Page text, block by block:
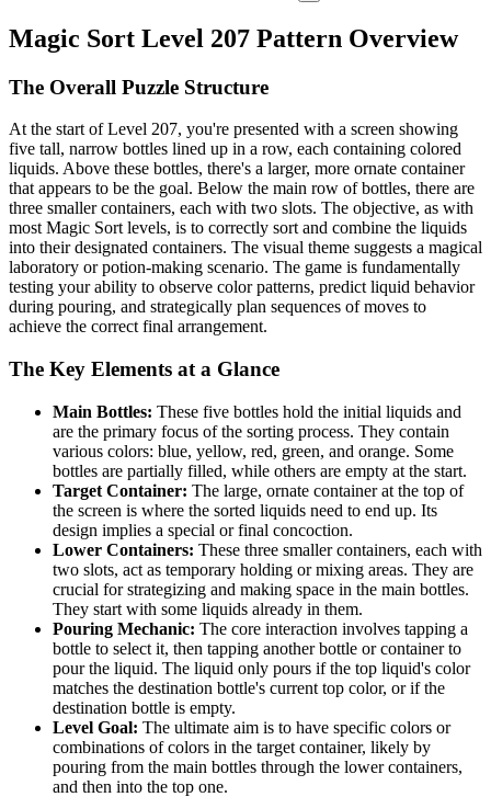
Magic Sort Level 207 Pattern Overview
The Overall Puzzle Structure
At the start of Level 207, you're presented with a screen showing
five tall, narrow bottles lined up in a row, each containing colored
liquids. Above these bottles, there's a larger, more ornate container
that appears to be the goal. Below the main row of bottles, there are
three smaller containers, each with two slots. The objective, as with
most Magic Sort levels, is to correctly sort and combine the liquids
into their designated containers. The visual theme suggests a magical
laboratory or potion-making scenario. The game is fundamentally
testing your ability to observe color patterns, predict liquid behavior
during pouring, and strategically plan sequences of moves to
achieve the correct final arrangement.
The Key Elements at a Glance
Main Bottles: These five bottles hold the initial liquids and
are the primary focus of the sorting process. They contain
various colors: blue, yellow, red, green, and orange. Some
bottles are partially filled, while others are empty at the start.
Target Container: The large, ornate container at the top of
the screen is where the sorted liquids need to end up. Its
design implies a special or final concoction.
Lower Containers: These three smaller containers, each with
two slots, act as temporary holding or mixing areas. They are
crucial for strategizing and making space in the main bottles.
They start with some liquids already in them.
Pouring Mechanic: The core interaction involves tapping a
bottle to select it, then tapping another bottle or container to
pour the liquid. The liquid only pours if the top liquid's color
matches the destination bottle's current top color, or if the
destination bottle is empty.
Level Goal: The ultimate aim is to have specific colors or
combinations of colors in the target container, likely by
pouring from the main bottles through the lower containers,
and then into the top one.